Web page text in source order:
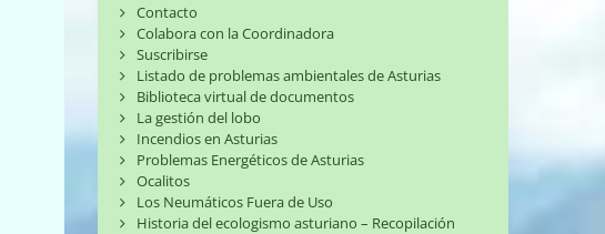
Contacto
Colabora con la Coordinadora
Suscribirse
Listado de problemas ambientales de Asturias
Biblioteca virtual de documentos
La gestión del lobo
Incendios en Asturias
Problemas Energéticos de Asturias
Ocalitos
Los Neumáticos Fuera de Uso
Historia del ecologismo asturiano – Recopilación